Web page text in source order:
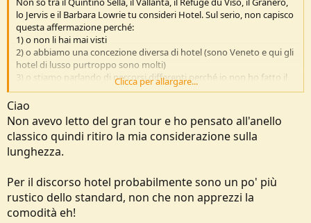
lo Jervis e il Barbara Lowrie tu consideri Hotel. Sul serio, non capisco
questa affermazione perché:
1) o non li hai mai visti
2) o abbiamo una concezione diversa di hotel (sono Veneto e qui gli
hotel di lusso purtroppo sono molti)
3) o stiamo parlando di percorsi differenti perché io non ho fatto il
tour del monviso, ma il Gran Tour che fa un giro più largo e non
passa per il traforo ma scavalla la forcella sopra al Vallanta e si dirige
a Col Selliere.
Cioè posso capire che magari sia corta (si può fare in meno giorni),
ma i rifugi sono normalissimi. Proprio non riesco a capirlo.
Sarà che ho visto lo Scoiattoli e il Lagazuoi e si è alzata la mia
Comunque ti posso concedere lo Jervis, ma la ho mangiato in una
malga piccolina poco distante che era veramente uno spettacolo.
Giacoletti manco passato.
Clicca per allargare...
Ciao
Non avevo letto del gran tour e ho pensato all'anello
classico quindi ritiro la mia considerazione sulla
lunghezza.
Per il discorso hotel probabilmente sono un po' più
rustico dello standard, non che non apprezzi la
comodità eh!